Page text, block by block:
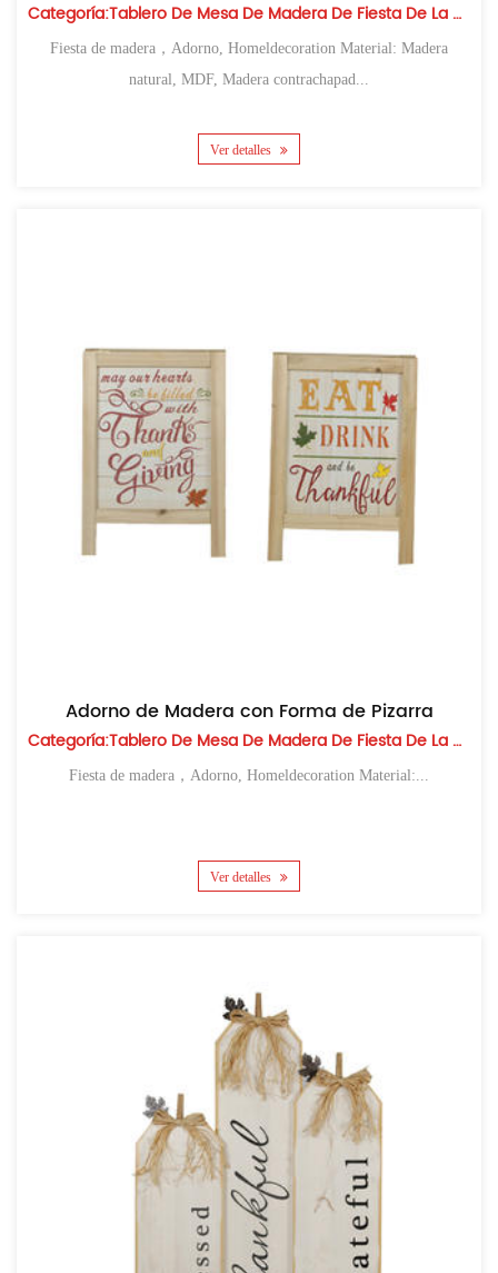
Categoría:Tablero De Mesa De Madera De Fiesta De La Cosecha
Fiesta de madera，Adorno, Homeldecoration Material: Madera
natural, MDF, Madera contrachapad...
Ver detalles
Adorno de Madera con Forma de Pizarra
Categoría:Tablero De Mesa De Madera De Fiesta De La Cosecha
Fiesta de madera，Adorno, Homeldecoration Material:...
Ver detalles